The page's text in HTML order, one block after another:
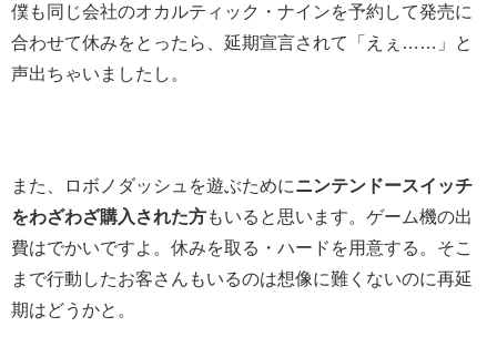
僕も同じ会社のオカルティック・ナインを予約して発売に
合わせて休みをとったら、延期宣言されて「えぇ……」と
声出ちゃいましたし。
また、ロボノダッシュを遊ぶためにニンテンドースイッチ
をわざわざ購入された方もいると思います。ゲーム機の出
費はでかいですよ。休みを取る・ハードを用意する。そこ
まで行動したお客さんもいるのは想像に難くないのに再延
期はどうかと。